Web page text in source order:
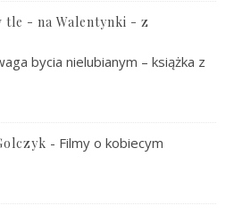
tle - na Walentynki - z
bycia nielubianym – książka z
- Filmy o kobiecym